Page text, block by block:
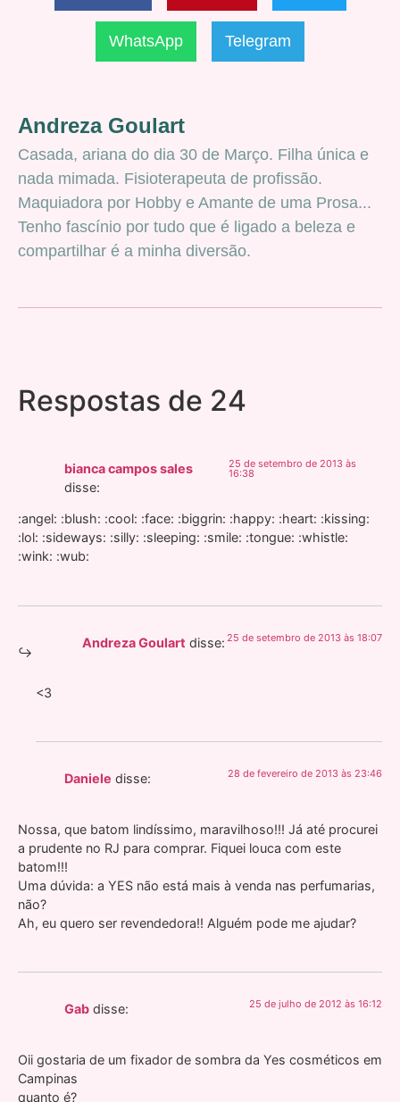
WhatsApp Telegram
Andreza Goulart
Casada, ariana do dia 30 de Março. Filha única e
nada mimada. Fisioterapeuta de profissão.
Maquiadora por Hobby e Amante de uma Prosa...
Tenho fascínio por tudo que é ligado a beleza e
compartilhar é a minha diversão.
Respostas de 24
bianca campos sales
disse:
25 de setembro de 2013 às
16:38
:angel: :blush: :cool: :face: :biggrin: :happy: :heart: :kissing:
:lol: :sideways: :silly: :sleeping: :smile: :tongue: :whistle:
:wink: :wub:
Andreza Goulart disse: 25 de setembro de 2013 às 18:07
<3
Daniele disse: 28 de fevereiro de 2013 às 23:46
Nossa, que batom lindíssimo, maravilhoso!!! Já até procurei
a prudente no RJ para comprar. Fiquei louca com este
batom!!!
Uma dúvida: a YES não está mais à venda nas perfumarias,
não?
Ah, eu quero ser revendedora!! Alguém pode me ajudar?
Gab disse: 25 de julho de 2012 às 16:12
Oii gostaria de um fixador de sombra da Yes cosméticos em
Campinas
quanto é?